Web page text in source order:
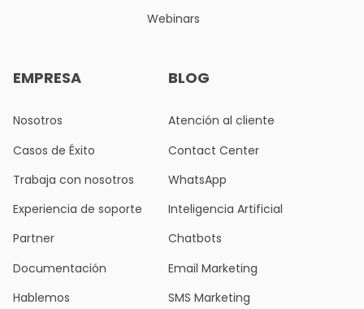
Webinars
EMPRESA
Nosotros
Casos de Éxito
Trabaja con nosotros
Experiencia de soporte
Partner
Documentación
Hablemos
BLOG
Atención al cliente
Contact Center
WhatsApp
Inteligencia Artificial
Chatbots
Email Marketing
SMS Marketing